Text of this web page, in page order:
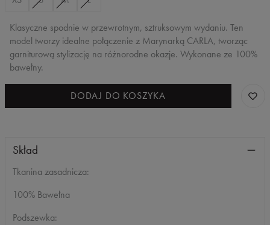
Klasyczne spodnie w przewrotnym, sztruksowym wydaniu. Ten
model tworzy idealne połączenie z Marynarką CARLA, tworząc
garniturową stylizację na różnorodne okazje. Wykonane ze 100%
bawełny.
DODAJ DO KOSZYKA
Skład
Tkanina zasadnicza:
100% Bawełna
Podszewka: